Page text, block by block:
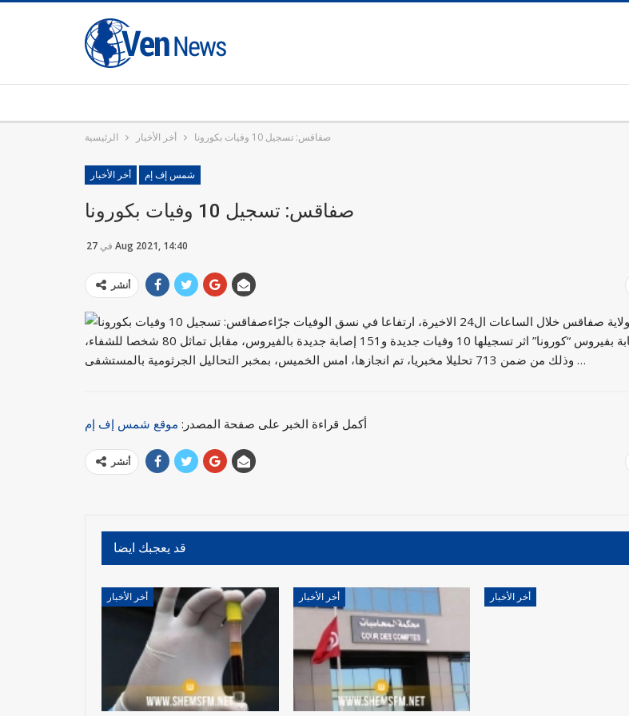
الرئيسية أخر الأخبار صفاقس: تسجيل 10 وفيات بكورونا
أخر الأخبار شمس إف إم
صفاقس: تسجيل 10 وفيات بكورونا
في 27 Aug 2021, 14:40
أنشر
عرفت ولاية صفاقس خلال الساعات ال24 الاخيرة، ارتفاعا في نسق الوفيات جرّاء
الاصابة بفيروس “كورونا” اثر تسجيلها 10 وفيات جديدة و151 إصابة جديدة بالفيروس، مقابل تماثل 80 شخصا للشفاء،
وذلك من ضمن 713 تحليلا مخبريا، تم انجازها، امس الخميس، بمخبر التحاليل الجرثومية بالمستشفى …
أكمل قراءة الخبر على صفحة المصدر: موقع شمس إف إم
أنشر
قد يعجبك ايضا
أخر الأخبار أخر الأخبار أخر الأخبار